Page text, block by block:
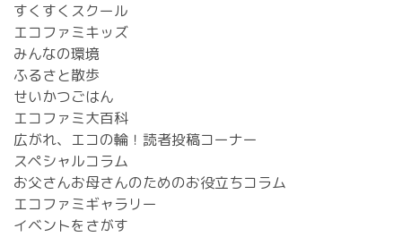
すくすくスクール
エコファミキッズ
みんなの環境
ふるさと散歩
せいかつごはん
エコファミ大百科
広がれ、エコの輪！読者投稿コーナー
スペシャルコラム
お父さんお母さんのためのお役立ちコラム
エコファミギャラリー
イベントをさがす